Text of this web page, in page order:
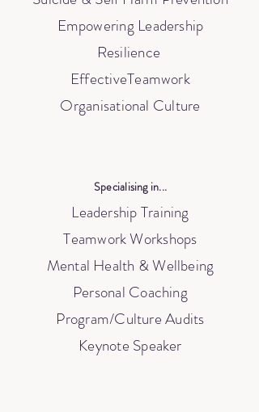
Empowering Leadership
Resilience
EffectiveTeamwork
Organisational Culture
Specialising in...
Leadership Training
Teamwork Workshops
Mental Health & Wellbeing
Personal Coaching
Program/Culture Audits
Keynote Speaker